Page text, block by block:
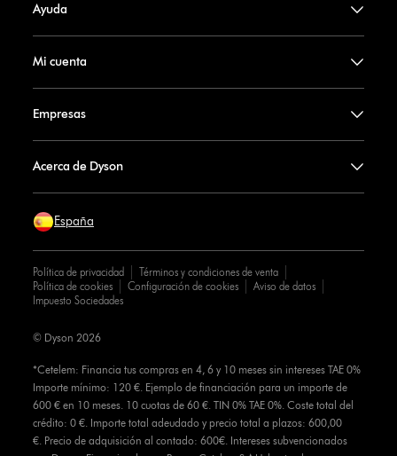
Ayuda
Mi cuenta
Empresas
Acerca de Dyson
España
Política de privacidad
Términos y condiciones de venta
Política de cookies
Configuración de cookies
Aviso de datos
Impuesto Sociedades
*Cetelem: Financia tus compras en 4, 6 y 10 meses sin intereses TAE 0%
Importe mínimo: 120 €. Ejemplo de financiación para un importe de
600 € en 10 meses. 10 cuotas de 60 €. TIN 0% TAE 0%. Coste total del
crédito: 0 €. Importe total adeudado y precio total a plazos: 600,00
€. Precio de adquisición al contado: 600€. Intereses subvencionados
© Dyson 2026